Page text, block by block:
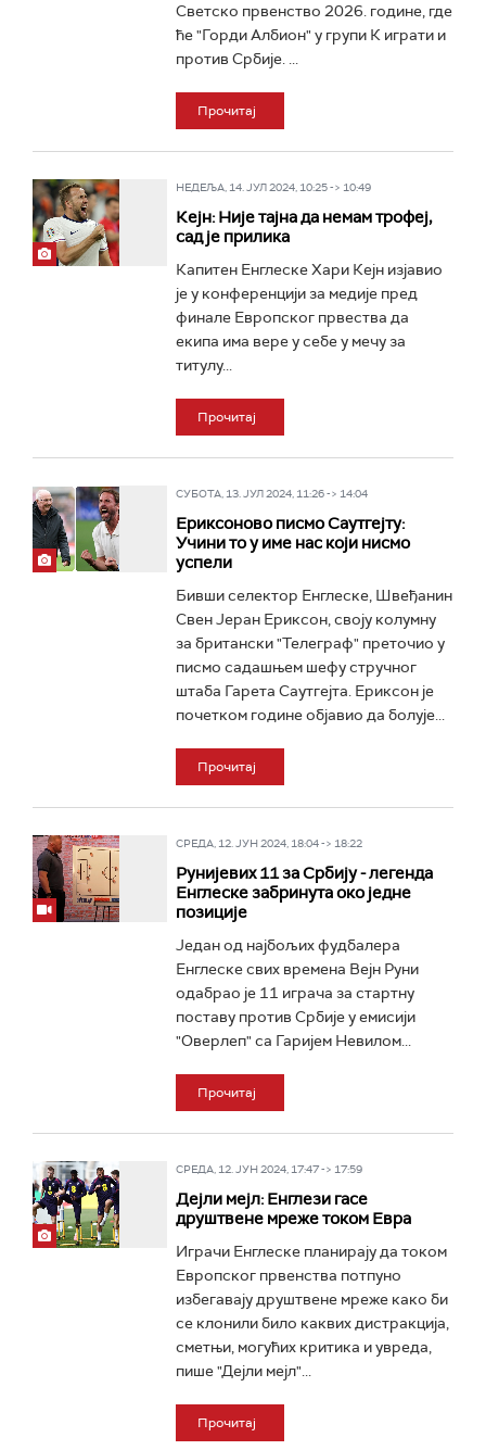
Светско првенство 2026. године, где
ће "Горди Албион" у групи К играти и
против Србије. ...
Прочитај
НЕДЕЉА, 14. ЈУЛ 2024, 10:25 -> 10:49
Кејн: Није тајна да немам трофеј,
сад је прилика
Капитен Енглеске Хари Кејн изјавио
је у конференцији за медије пред
финале Европског првества да
екипа има вере у себе у мечу за
титулу...
Прочитај
СУБОТА, 13. ЈУЛ 2024, 11:26 -> 14:04
Ериксоново писмо Саутгејту:
Учини то у име нас који нисмо
успели
Бивши селектор Енглеске, Швеђанин
Свен Јеран Ериксон, своју колумну
за британски "Телеграф" преточио у
писмо садашњем шефу стручног
штаба Гарета Саутгејта. Ериксон je
почетком године објавио да болује...
Прочитај
СРЕДА, 12. ЈУН 2024, 18:04 -> 18:22
Рунијевих 11 за Србију - легенда
Енглеске забринута око једне
позиције
Један од најбољих фудбалера
Енглеске свих времена Вејн Руни
одабрао је 11 играча за стартну
поставу против Србије у емисији
"Оверлеп" са Гаријем Невилом...
Прочитај
СРЕДА, 12. ЈУН 2024, 17:47 -> 17:59
Дејли мејл: Енглези гасе
друштвене мреже током Евра
Играчи Енглеске планирају да током
Европског првенства потпуно
избегавају друштвене мреже како би
се клонили било каквих дистракција,
сметњи, могућих критика и увреда,
пише "Дејли мејл"...
Прочитај